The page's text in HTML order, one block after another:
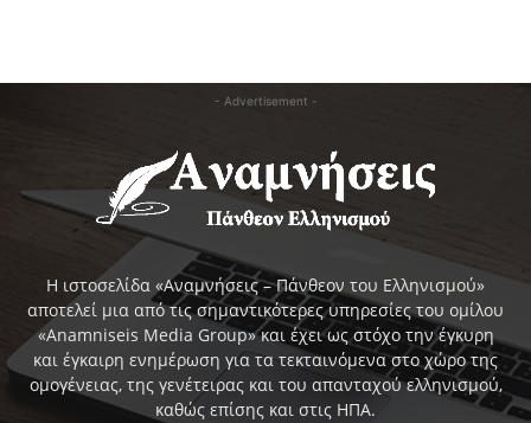
- Advertisement -
Η ιστοσελίδα «Αναμνήσεις – Πάνθεον του Ελληνισμού»
αποτελεί μια από τις σημαντικότερες υπηρεσίες του ομίλου
«Anamniseis Media Group» και έχει ως στόχο την έγκυρη
και έγκαιρη ενημέρωση για τα τεκταινόμενα στο χώρο της
ομογένειας, της γενέτειρας και του απανταχού ελληνισμού,
καθώς επίσης και στις ΗΠΑ.